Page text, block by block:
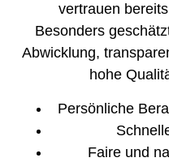
vertrauen
Besonders
Abwicklung,
hohe
Persönliche
Faire und